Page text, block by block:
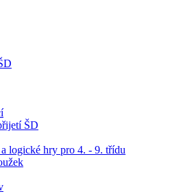
ŠD
logické hry pro 4. - 9. třídu